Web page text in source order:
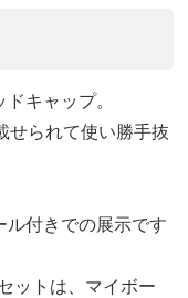
キャップ。
せられて使い勝手抜
ル付きでの展示です
ットは、マイボー